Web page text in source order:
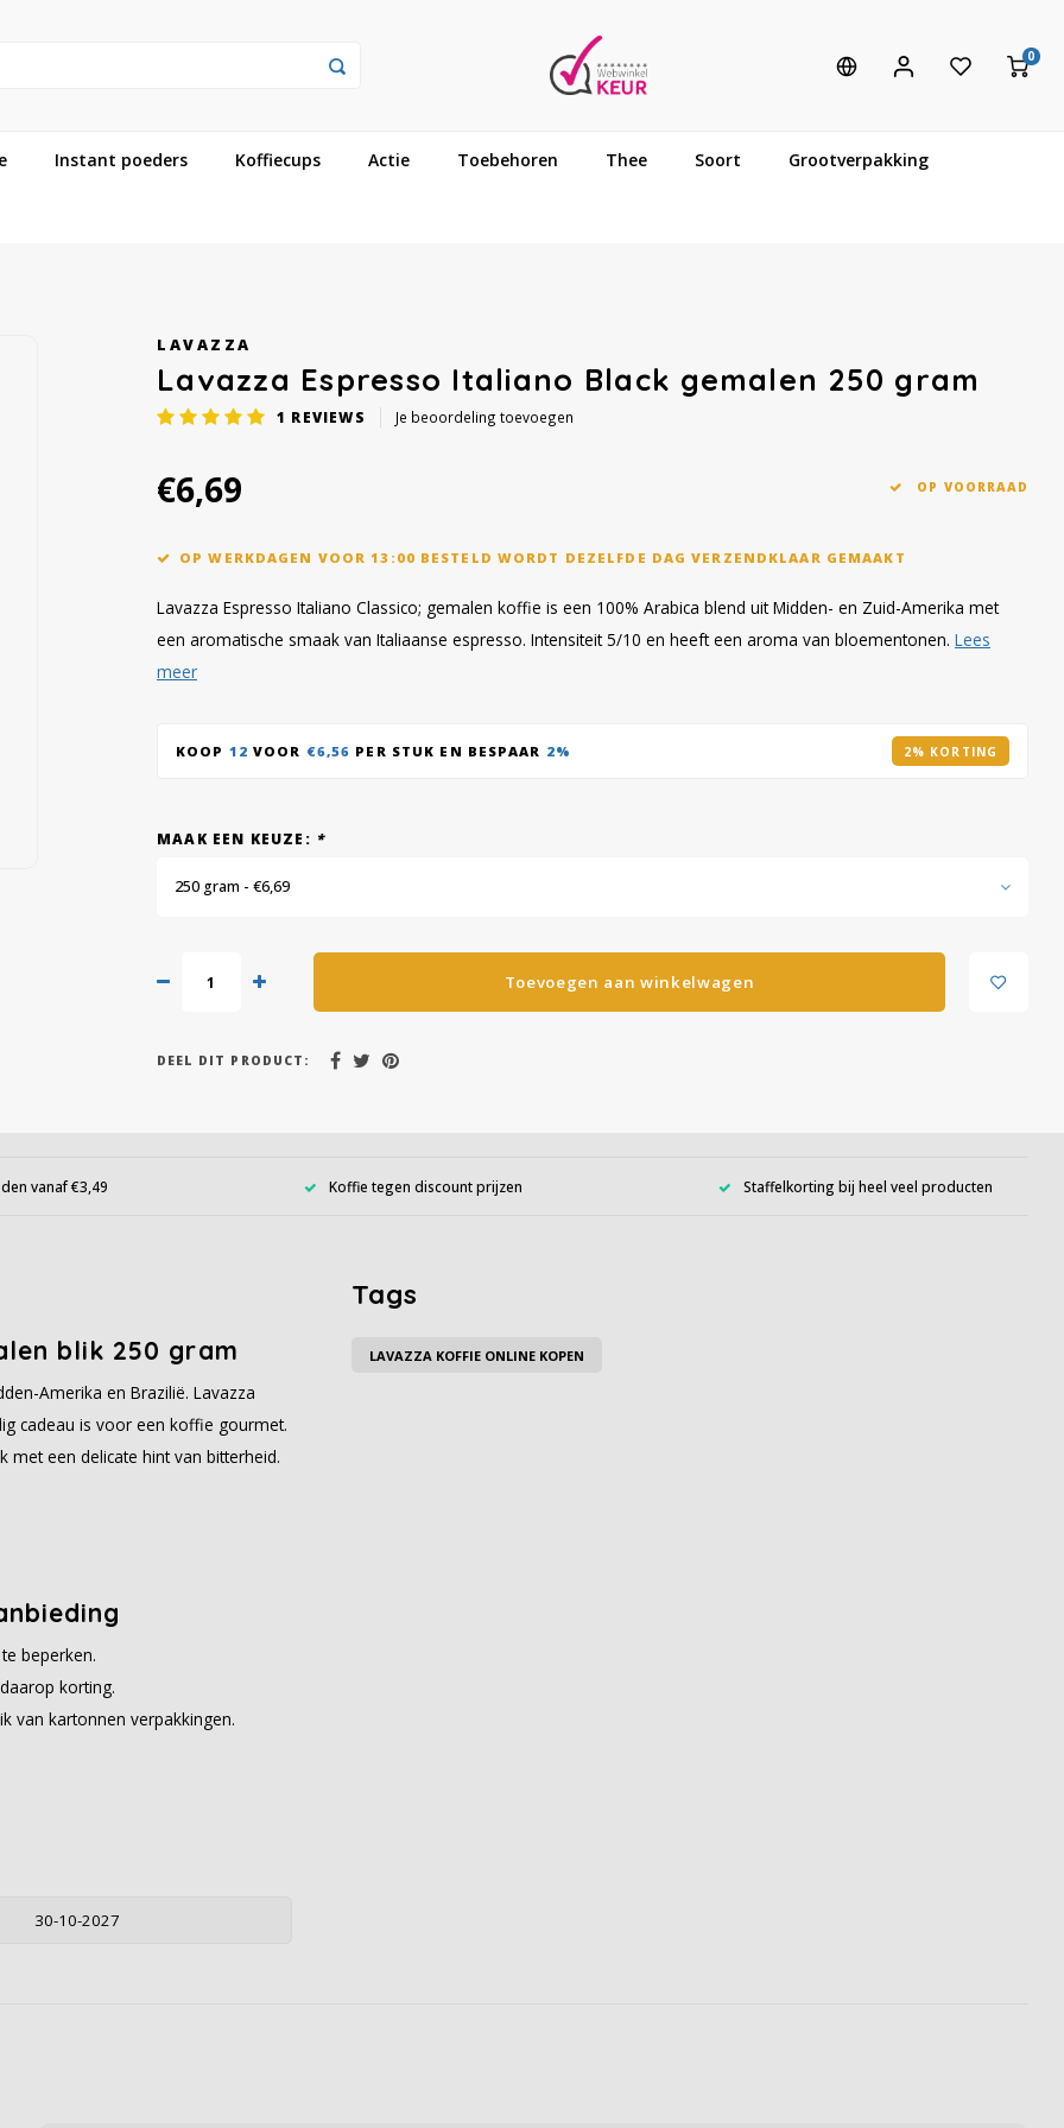
0
Instant poeders Koffiecups Actie Toebehoren Thee Soort Grootverpakking
LAVAZZA
Lavazza Espresso Italiano Black gemalen 250 gram
1 REVIEWS Je beoordeling toevoegen
€6,69 OP VOORRAAD
OP WERKDAGEN VOOR 13:00 BESTELD WORDT DEZELFDE DAG VERZENDKLAAR GEMAAKT
Lavazza Espresso Italiano Classico; gemalen koffie is een 100% Arabica blend uit Midden- en Zuid-Amerika met
een aromatische smaak van Italiaanse espresso. Intensiteit 5/10 en heeft een aroma van bloementonen. Lees
meer
KOOP 12 VOOR €6,56 PER STUK EN BESPAAR 2% 2% KORTING
MAAK EEN KEUZE: *
250 gram - €6,69
Toevoegen aan winkelwagen
DEEL DIT PRODUCT:
vanaf €3,49 Koffie tegen discount prijzen Staffelkorting bij heel veel producten
blik 250 gram
Amerika en Brazilië. Lavazza
cadeau is voor een koffie gourmet.
met een delicate hint van bitterheid.
beperken.
korting.
van kartonnen verpakkingen.
30-10-2027
Tags
LAVAZZA KOFFIE ONLINE KOPEN